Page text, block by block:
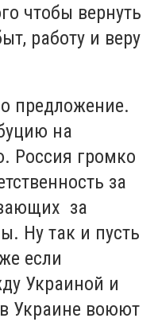
чтобы вернуть
работу и веру
предложение.
на
Россия громко
за
за
Ну так и пусть
если
Украиной и
Украине воюют